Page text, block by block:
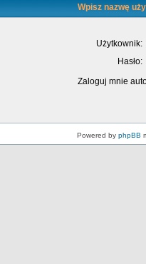
Wpisz nazwę
Użytkownik:
Hasło:
Zaloguj mnie
Powered by phpBB